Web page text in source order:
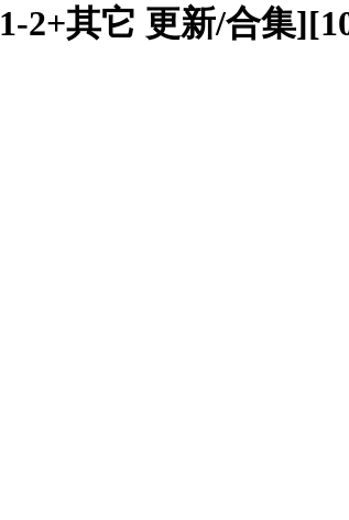
2+其它 更新/合集